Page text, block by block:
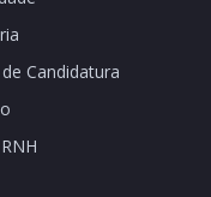
Candidatura